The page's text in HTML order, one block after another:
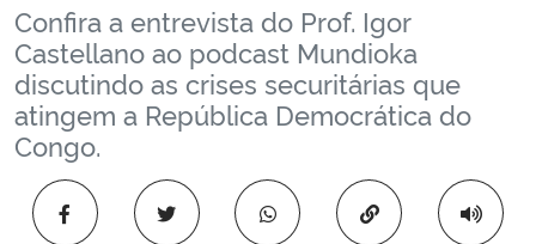
Ministério de Minas e Energia
Ministério da Ciência, Tecnologia, Inovações e Comunicações
Ministério do Meio Ambiente
Ministério do Turismo
Confira a entrevista do Prof. Igor
Castellano ao podcast Mundioka
discutindo as crises securitárias que
atingem a República Democrática do
Congo.
Copiar para área